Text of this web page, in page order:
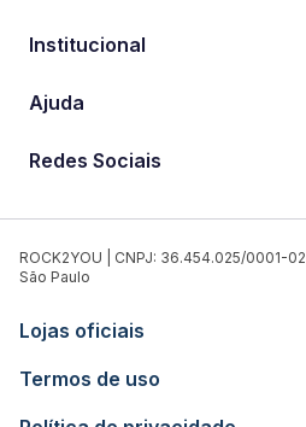
Institucional
Ajuda
Redes Sociais
ROCK2YOU | CNPJ: 36.454.025/0001-02
São Paulo
Lojas oficiais
Termos de uso